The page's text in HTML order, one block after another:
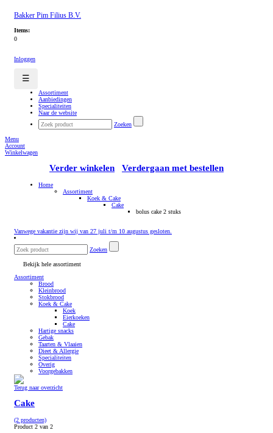
Bakker Pim Filius B.V.
Items:
0
Inloggen
☰
Assortiment
Aanbiedingen
Specialiteiten
Naar de website
Zoeken
Menu
Account
Winkelwagen
Verder winkelen Verdergaan met bestellen
Home
Assortiment
Koek & Cake
Cake
bolus cake 2 stuks
Vanwege vakantie zijn wij van 27 juli t/m 10 augustus gesloten.
Zoeken
Bekijk hele assortiment
Assortiment
Brood
Kleinbrood
Stokbrood
Koek & Cake
Koek
Eierkoeken
Cake
Hartige snacks
Gebak
Taarten & Vlaaien
Dieet & Allergie
Specialiteiten
Overig
Voorgebakken
Terug naar overzicht
Cake
(2 producten)
Product 2 van 2